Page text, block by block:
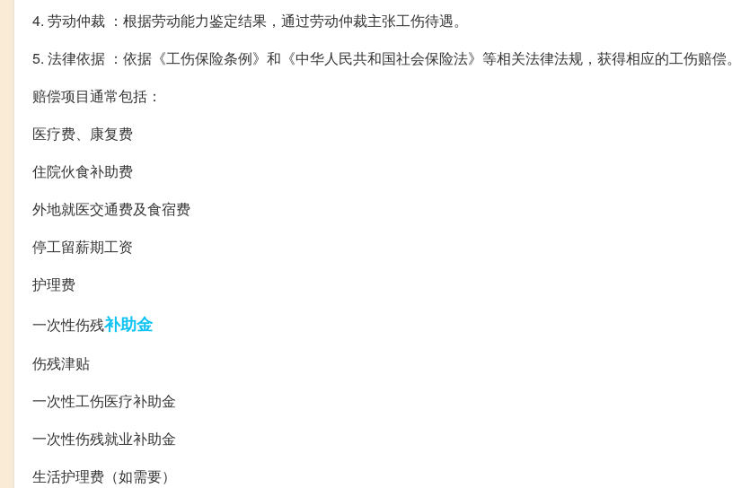
4. 劳动仲裁 ：根据劳动能力鉴定结果，通过劳动仲裁主张工伤待遇。
5. 法律依据 ：依据《工伤保险条例》和《中华人民共和国社会保险法》等相关法律法规，获得相应的工伤赔偿。
赔偿项目通常包括：
医疗费、康复费
住院伙食补助费
外地就医交通费及食宿费
停工留薪期工资
护理费
一次性伤残补助金
伤残津贴
一次性工伤医疗补助金
一次性伤残就业补助金
生活护理费（如需要）